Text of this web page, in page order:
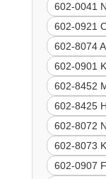
602-0041
602-0921
602-8074
602-0901
602-8452
602-8425
602-8072
602-8073
602-0907